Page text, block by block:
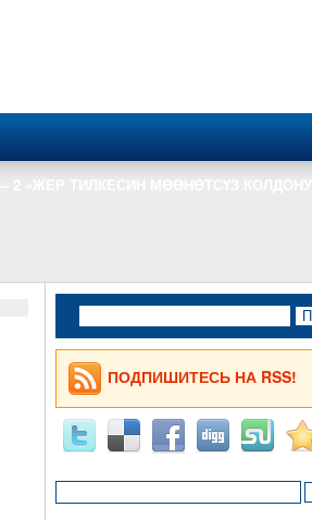
ПОДПИШИТЕСЬ НА RSS!
НАЙТИ: